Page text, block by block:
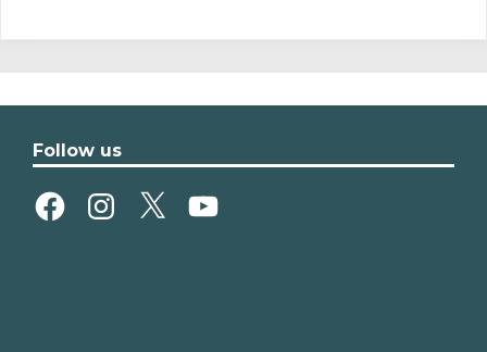
Follow us
FacebookInstagram
X YouTube